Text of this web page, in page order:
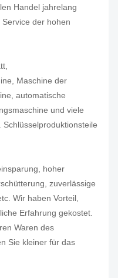
Handel jahrelang
der hohen
Maschine der
automatische
und viele
hoher
zuverlässige
Wir haben Vorteil,
Erfahrung gekostet.
Waren des
Sie kleiner für das